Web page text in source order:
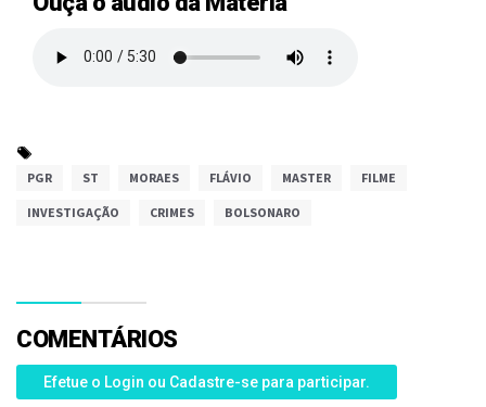
PGR ST MORAES FLÁVIO MASTER FILME
INVESTIGAÇÃO CRIMES BOLSONARO
COMENTÁRIOS
Efetue o Login ou Cadastre-se para participar.